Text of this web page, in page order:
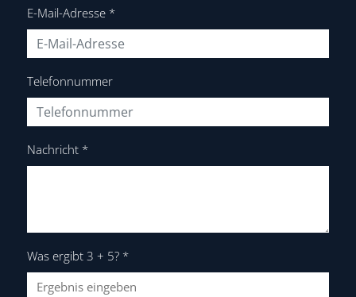
E-Mail-Adresse *
Telefonnummer
Nachricht *
Was ergibt 3 + 5? *